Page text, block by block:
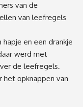
van de
van leefregels
en een drankje
werd met
de leefregels.
het opknappen van